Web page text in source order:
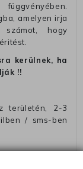
amelyen irja
hogy
kerülnek, ha
!!
területén, 2-3
/ sms-ben